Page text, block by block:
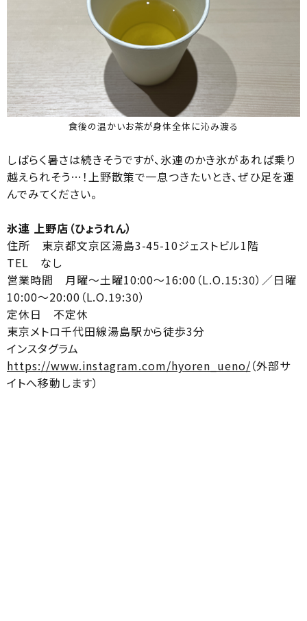
食後の温かいお茶が身体全体に沁み渡る
しばらく暑さは続きそうですが、氷連のかき氷があれば乗り
越えられそう…！上野散策で一息つきたいとき、ぜひ足を運
んでみてください。
氷連 上野店（ひょうれん）
住所 東京都文京区湯島3-45-10ジェストビル1階
TEL なし
営業時間 月曜〜土曜10:00〜16:00（L.O.15:30）／日曜
10:00〜20:00（L.O.19:30）
定休日 不定休
東京メトロ千代田線湯島駅から徒歩3分
インスタグラム
https://www.instagram.com/hyoren_ueno/（外部サ
イトへ移動します）